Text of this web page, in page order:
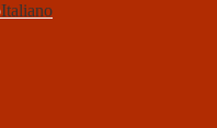
Italiano